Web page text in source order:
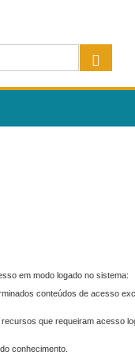
em modo logado no sistema:
conteúdos de acesso
que requeiram acesso
conhecimento.